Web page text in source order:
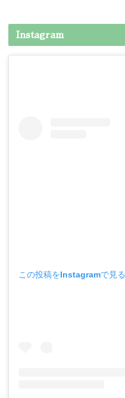
Instagram
この投稿をInstagramで見る